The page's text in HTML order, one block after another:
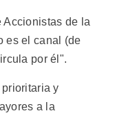
de la
es el canal (de
por él".
y
a la